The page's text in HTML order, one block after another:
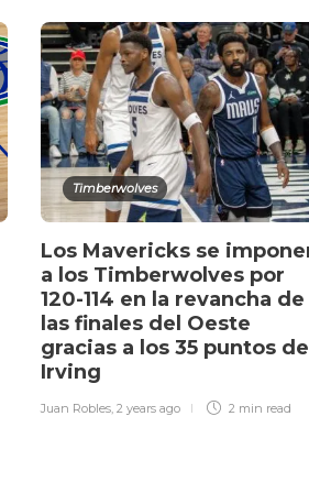
Timberwolves
Los Mavericks se
a los Timberwolves por
120-114 en la revancha de
las finales del Oeste
gracias a los 35 puntos de
Irving
Juan Robles, 2 years ago 2 min read